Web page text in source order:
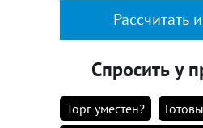
Рассчитать
Спросить у
Торг уместен?